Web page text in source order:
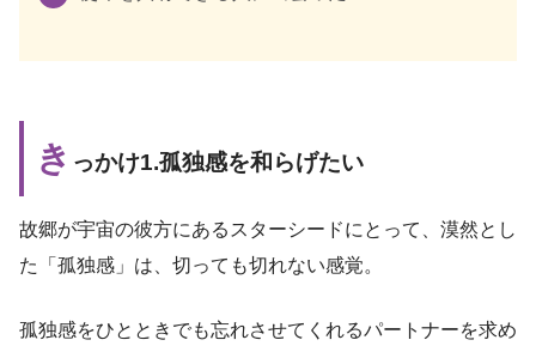
き っかけ1.孤独感を和らげたい
故郷が宇宙の彼方にあるスターシードにとって、漠然とし
た「孤独感」は、切っても切れない感覚。
孤独感をひとときでも忘れさせてくれるパートナーを求め